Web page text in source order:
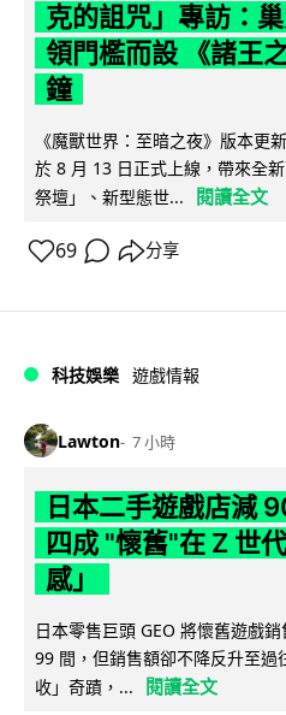
克的詛咒」專訪：
領門檻而設 《諸王
鐘
《魔獸世界：至暗之夜》版本更
於 8 月 13 日正式上線，帶來全
祭壇」、新型態世...
閱讀全文
69 分享
科技娛樂 遊戲情報
Lawton 7 小時
日本二手遊戲店減
四成 "懷舊"在 Z 世
感」
日本零售巨頭 GEO 將懷舊遊戲
99 間，但銷售額卻不降反升至過
收」奇蹟，...
閱讀全文